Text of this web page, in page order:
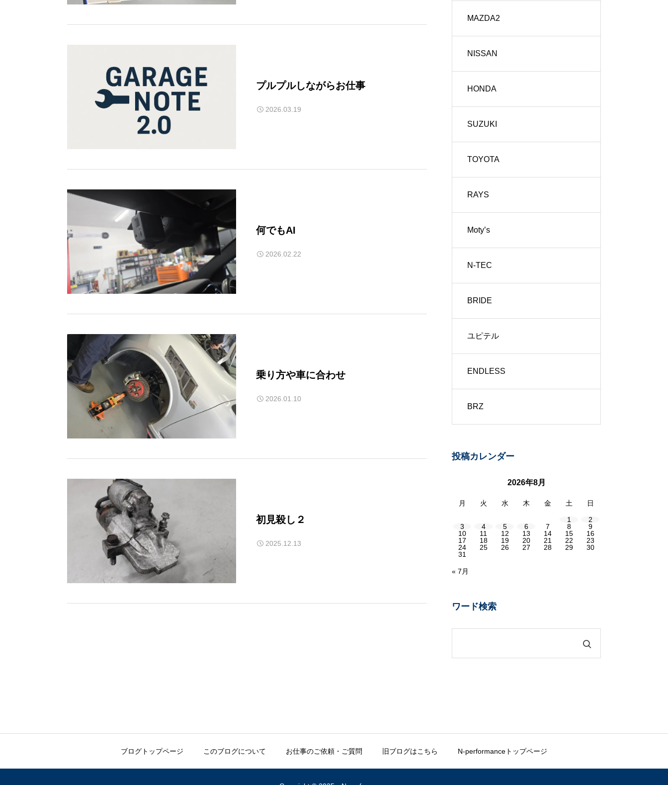
プルプルしながらお仕事
2026.03.19
何でもAI
2026.02.22
乗り方や車に合わせ
2026.01.10
初見殺し２
2025.12.13
MAZDA2
NISSAN
HONDA
SUZUKI
TOYOTA
RAYS
Moty’s
N-TEC
BRIDE
ユピテル
ENDLESS
BRZ
投稿カレンダー
2026年8月
月 火 水 木 金 土 日
1
2
3
4 5 6 7 8
9
10
11 12 13 14 15
16
17
18 19 20 21 22
23
24
25 26 27 28 29
30
31
« 7月
ワード検索
ブログトップページ このブログについて お仕事のご依頼・ご質問 旧ブログはこちら N-performanceトップページ